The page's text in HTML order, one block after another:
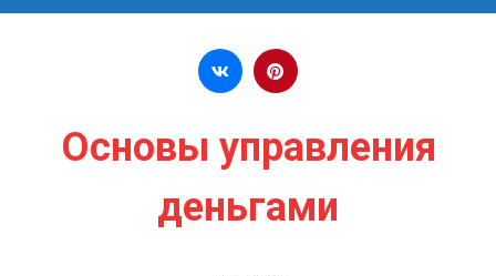
Перейти к содержимому
Основы управления
деньгами